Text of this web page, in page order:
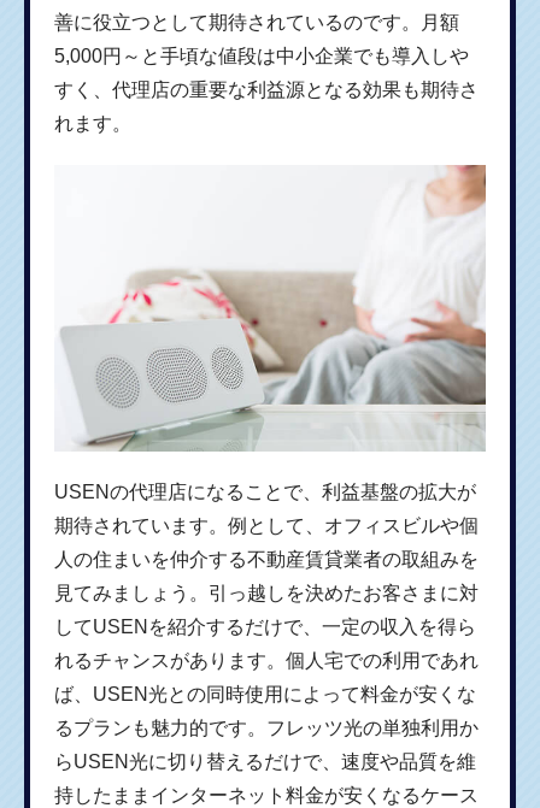
善に役立つとして期待されているのです。月額
5,000円～と手頃な値段は中小企業でも導入しや
すく、代理店の重要な利益源となる効果も期待さ
れます。
USENの代理店になることで、利益基盤の拡大が
期待されています。例として、オフィスビルや個
人の住まいを仲介する不動産賃貸業者の取組みを
見てみましょう。引っ越しを決めたお客さまに対
してUSENを紹介するだけで、一定の収入を得ら
れるチャンスがあります。個人宅での利用であれ
ば、USEN光との同時使用によって料金が安くな
るプランも魅力的です。フレッツ光の単独利用か
らUSEN光に切り替えるだけで、速度や品質を維
持したままインターネット料金が安くなるケース